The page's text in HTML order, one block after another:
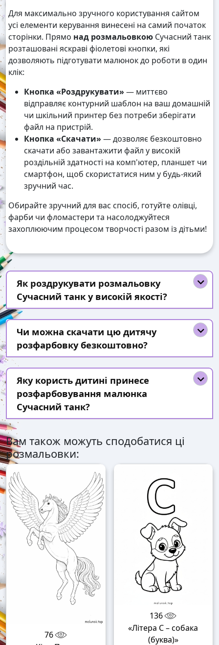
Для максимально зручного користування сайтом
усі елементи керування винесені на самий початок
сторінки. Прямо над розмальовкою Сучасний танк
розташовані яскраві фіолетові кнопки, які
дозволяють підготувати малюнок до роботи в один
клік:
Кнопка «Роздрукувати» — миттєво
відправляє контурний шаблон на ваш домашній
чи шкільний принтер без потреби зберігати
файл на пристрій.
Кнопка «Скачати» — дозволяє безкоштовно
скачати або завантажити файл у високій
роздільній здатності на комп'ютер, планшет чи
смартфон, щоб скористатися ним у будь-який
зручний час.
Обирайте зручний для вас спосіб, готуйте олівці,
фарби чи фломастери та насолоджуйтеся
захоплюючим процесом творчості разом із дітьми!
Як роздрукувати розмальовку
Сучасний танк у високій якості?
Чи можна скачати цю дитячу
розфарбовку безкоштовно?
Яку користь дитині принесе
розфарбовування малюнка
Сучасний танк?
Вам також можуть сподобатися ці
розмальовки:
76
136
«Літера С – собака
(буква)»